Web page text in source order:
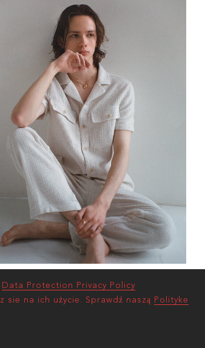
Data Protection Privacy Policy
sie na ich użycie. Sprawdź naszą Polityke